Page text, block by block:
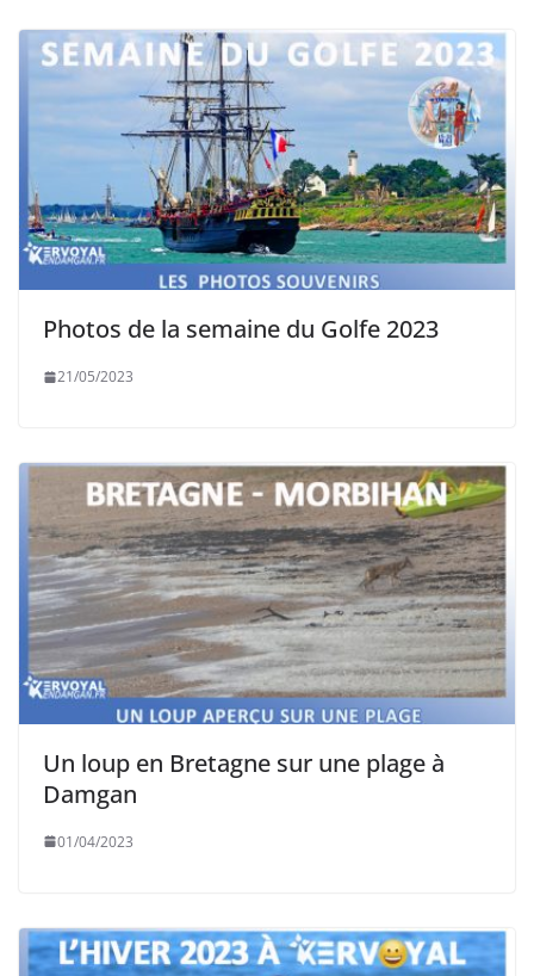
Photos de la semaine du Golfe 2023
21/05/2023
Un loup en Bretagne sur une plage à
Damgan
01/04/2023